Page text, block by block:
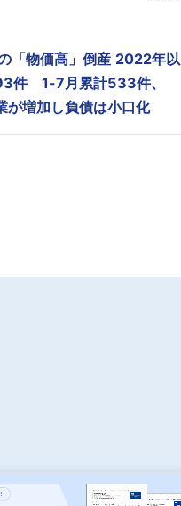
「物価高」倒産 2022年以
件 1-7月累計533件、
が増加し負債は小口化